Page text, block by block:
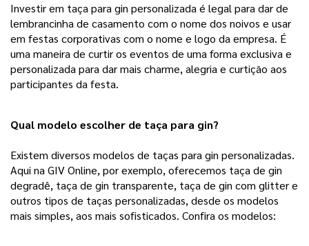
Investir em taça para gin personalizada é legal para dar de
lembrancinha de casamento com o nome dos noivos e usar
em festas corporativas com o nome e logo da empresa. É
uma maneira de curtir os eventos de uma forma exclusiva e
personalizada para dar mais charme, alegria e curtição aos
participantes da festa.
Qual modelo escolher de taça para gin?
Existem diversos modelos de taças para gin personalizadas.
Aqui na GIV Online, por exemplo, oferecemos taça de gin
degradê, taça de gin transparente, taça de gin com glitter e
outros tipos de taças personalizadas, desde os modelos
mais simples, aos mais sofisticados. Confira os modelos: